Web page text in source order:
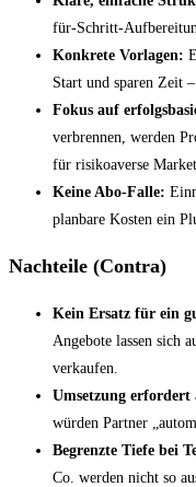
für-Schritt-
Konkrete Vorlagen:
Start und sparen Zeit
Fokus auf
verbrennen, werden
für risikoaverse
Keine Abo-Falle:
planbare Kosten ein
Nachteile (Contra)
Kein Ersatz für ein
Angebote lassen sich
verkaufen.
Umsetzung erfordert
würden Partner
Begrenzte Tiefe bei
Co. werden nicht so